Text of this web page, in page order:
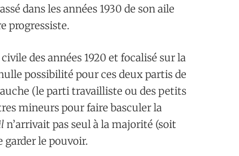
dans les années 1930 de son aile
progressiste.
des années 1920 et focalisé sur la
possibilité pour ces deux partis de
(le parti travailliste ou des petits
mineurs pour faire basculer la
n’arrivait pas seul à la majorité (soit
garder le pouvoir.